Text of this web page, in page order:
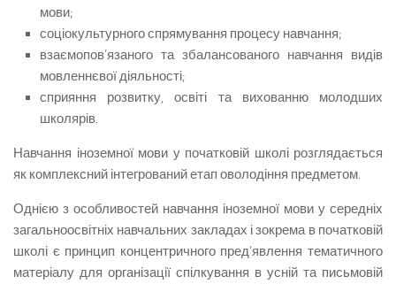
мови;
соціокультурного спрямування процесу навчання;
взаємопов’язаного та збалансованого навчання видів
мовленнєвої діяльності;
сприяння розвитку, освіті та вихованню молодших
школярів.
Навчання іноземної мови у початковій школі розглядається
як комплексний інтегрований етап оволодіння предметом.
Однією з особливостей навчання іноземної мови у середніх
загальноосвітніх навчальних закладах і зокрема в початковій
школі є принцип концентричного пред’явлення тематичного
матеріалу для організації спілкування в усній та письмовій